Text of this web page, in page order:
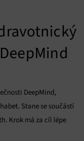
DeepMind,
Stane se součástí
Krok má za cíl lépe